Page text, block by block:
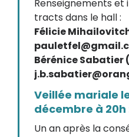
Renseignements et
tracts dans le hall :
Félicie
Bérénice Sabatier
Veillée mariale
décembre à 20h
Un an après la